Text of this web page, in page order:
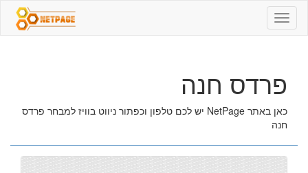
פרדס
חנה
פרדס חנה
כאן באתר NetPage יש לכם טלפון וכפתור ניווט בוויז למבחר פרדס
חנה